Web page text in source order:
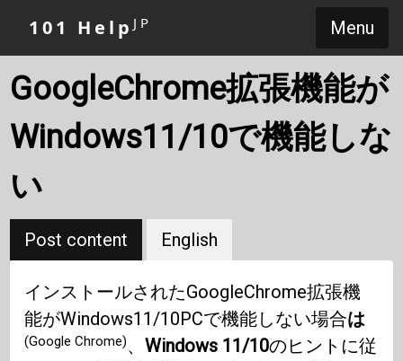
Menu
101 HelpJP
GoogleChrome拡張機能が
Windows11/10で機能しな
い
Post content English
インストールされたGoogleChrome拡張機
能がWindows11/10PCで機能しない場合は
(Google Chrome)、Windows 11/10のヒントに従